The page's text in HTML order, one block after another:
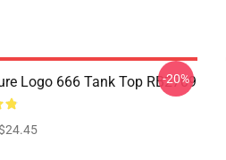
Logo 666 Tank Top RB2709
-20%